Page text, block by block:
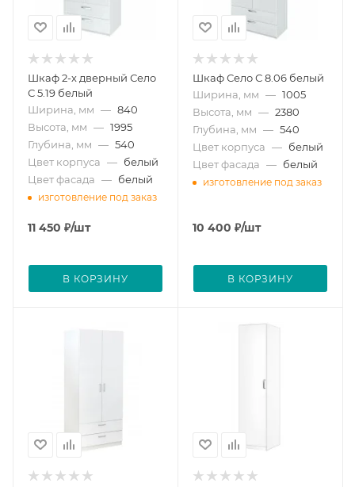
Шкаф 2-х дверный Село
С 5.19 белый
Ширина, мм — 840
Высота, мм — 1995
Глубина, мм — 540
Цвет корпуса — белый
Цвет фасада — белый
изготовление под заказ
11 450 ₽/шт
В КОРЗИНУ
Шкаф Село С 8.06 белый
Ширина, мм — 1005
Высота, мм — 2380
Глубина, мм — 540
Цвет корпуса — белый
Цвет фасада — белый
изготовление под заказ
10 400 ₽/шт
В КОРЗИНУ